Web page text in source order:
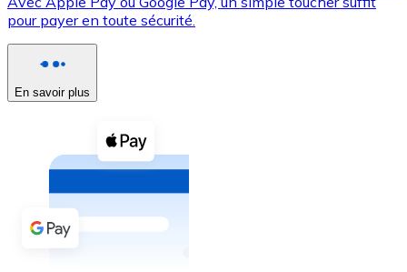
XRP
Voir toutes
Coupons crypto
Achetez des cryptomonnaies en espèces et d'autres
Acheter avec espèces
Virement SEPA
pour payer en toute sécurité.
En savoir plus